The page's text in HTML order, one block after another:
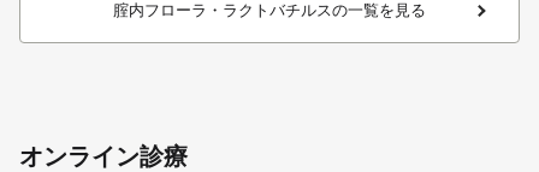
腟内フローラ・ラクトバチルスの一覧を見る
オンライン診療